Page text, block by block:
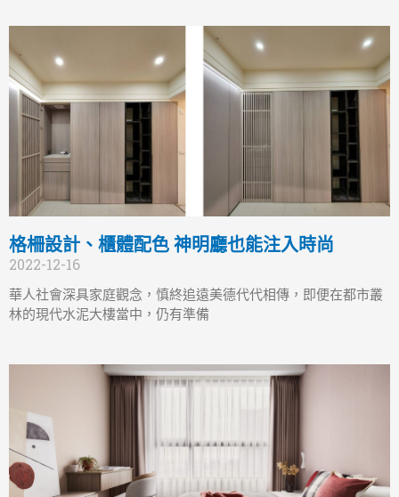
格柵設計、櫃體配色 神明廳也能注入時尚
2022-12-16
華人社會深具家庭觀念，慎終追遠美德代代相傳，即便在都市叢
林的現代水泥大樓當中，仍有準備